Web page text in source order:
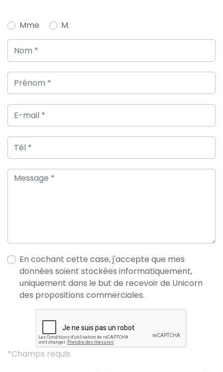
Mme M.
En cochant cette case, j'accepte que mes
données soient stockées informatiquement,
uniquement dans le but de recevoir de Unicorn
des propositions commerciales.
*Champs requis